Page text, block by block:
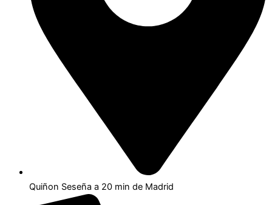
Quiñon Seseña a 20 min de Madrid